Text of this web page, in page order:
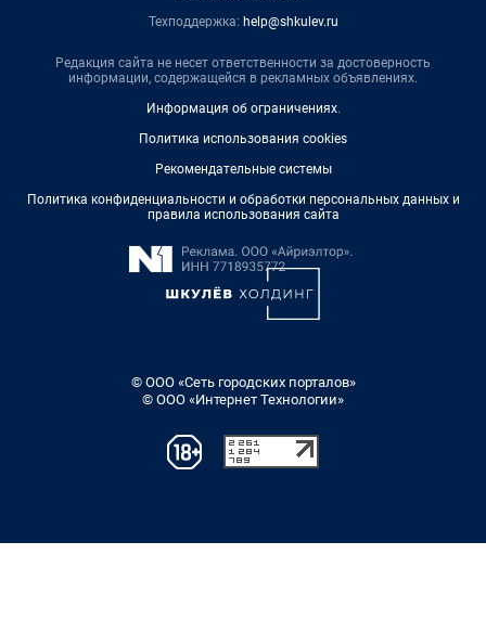
Техподдержка: help@shkulev.ru
Редакция сайта не несет ответственности за достоверность
информации, содержащейся в рекламных объявлениях.
Информация об ограничениях.
Политика использования cookies
Рекомендательные системы
Политика конфиденциальности и обработки персональных данных и
правила использования сайта
© ООО «Сеть городских порталов»
© ООО «Интернет Технологии»